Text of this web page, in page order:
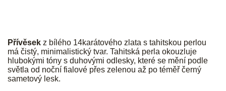
Přívěsek z bílého 14karátového zlata s tahitskou perlou
má čistý, minimalistický tvar. Tahitská perla okouzluje
hlubokými tóny s duhovými odlesky, které se mění podle
světla od noční fialové přes zelenou až po téměř černý
sametový lesk.